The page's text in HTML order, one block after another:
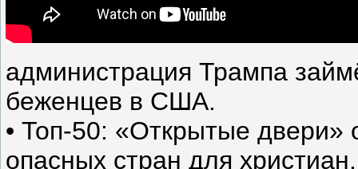
администрация Трампа
беженцев в США.
• Топ-50: «Открытые двери»
опасных стран для христиан.